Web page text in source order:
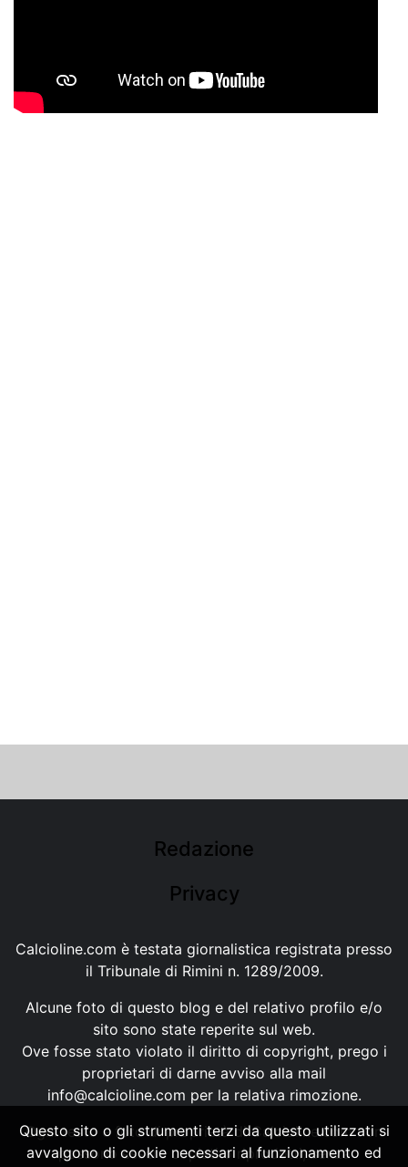
Redazione
Privacy
Calcioline.com è testata giornalistica registrata presso
il Tribunale di Rimini n. 1289/2009.
Alcune foto di questo blog e del relativo profilo e/o
sito sono state reperite sul web.
Ove fosse stato violato il diritto di copyright, prego i
proprietari di darne avviso alla mail
info@calcioline.com per la relativa rimozione.
Ogni testo e foto di proprietà di Calcioline.com non
possono essere copiati o riprodotti, senza
Questo sito o gli strumenti terzi da questo utilizzati si
avvalgono di cookie necessari al funzionamento ed